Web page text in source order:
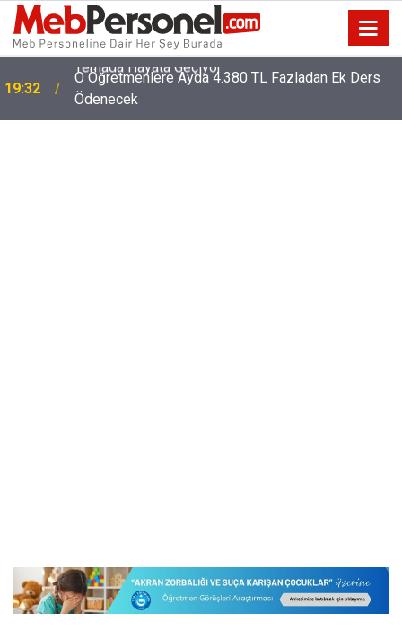
19:32
O Öğretmenlere Ayda 4.380 TL Fazladan Ek Ders
Ödenecek